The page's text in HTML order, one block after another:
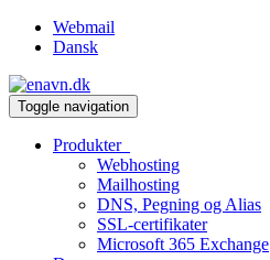
Webmail
Dansk
Toggle navigation
Produkter
Webhosting
Mailhosting
DNS, Pegning og Alias
SSL-certifikater
Microsoft 365 Exchange